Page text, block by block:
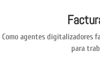
Como agentes digitalizadores
para